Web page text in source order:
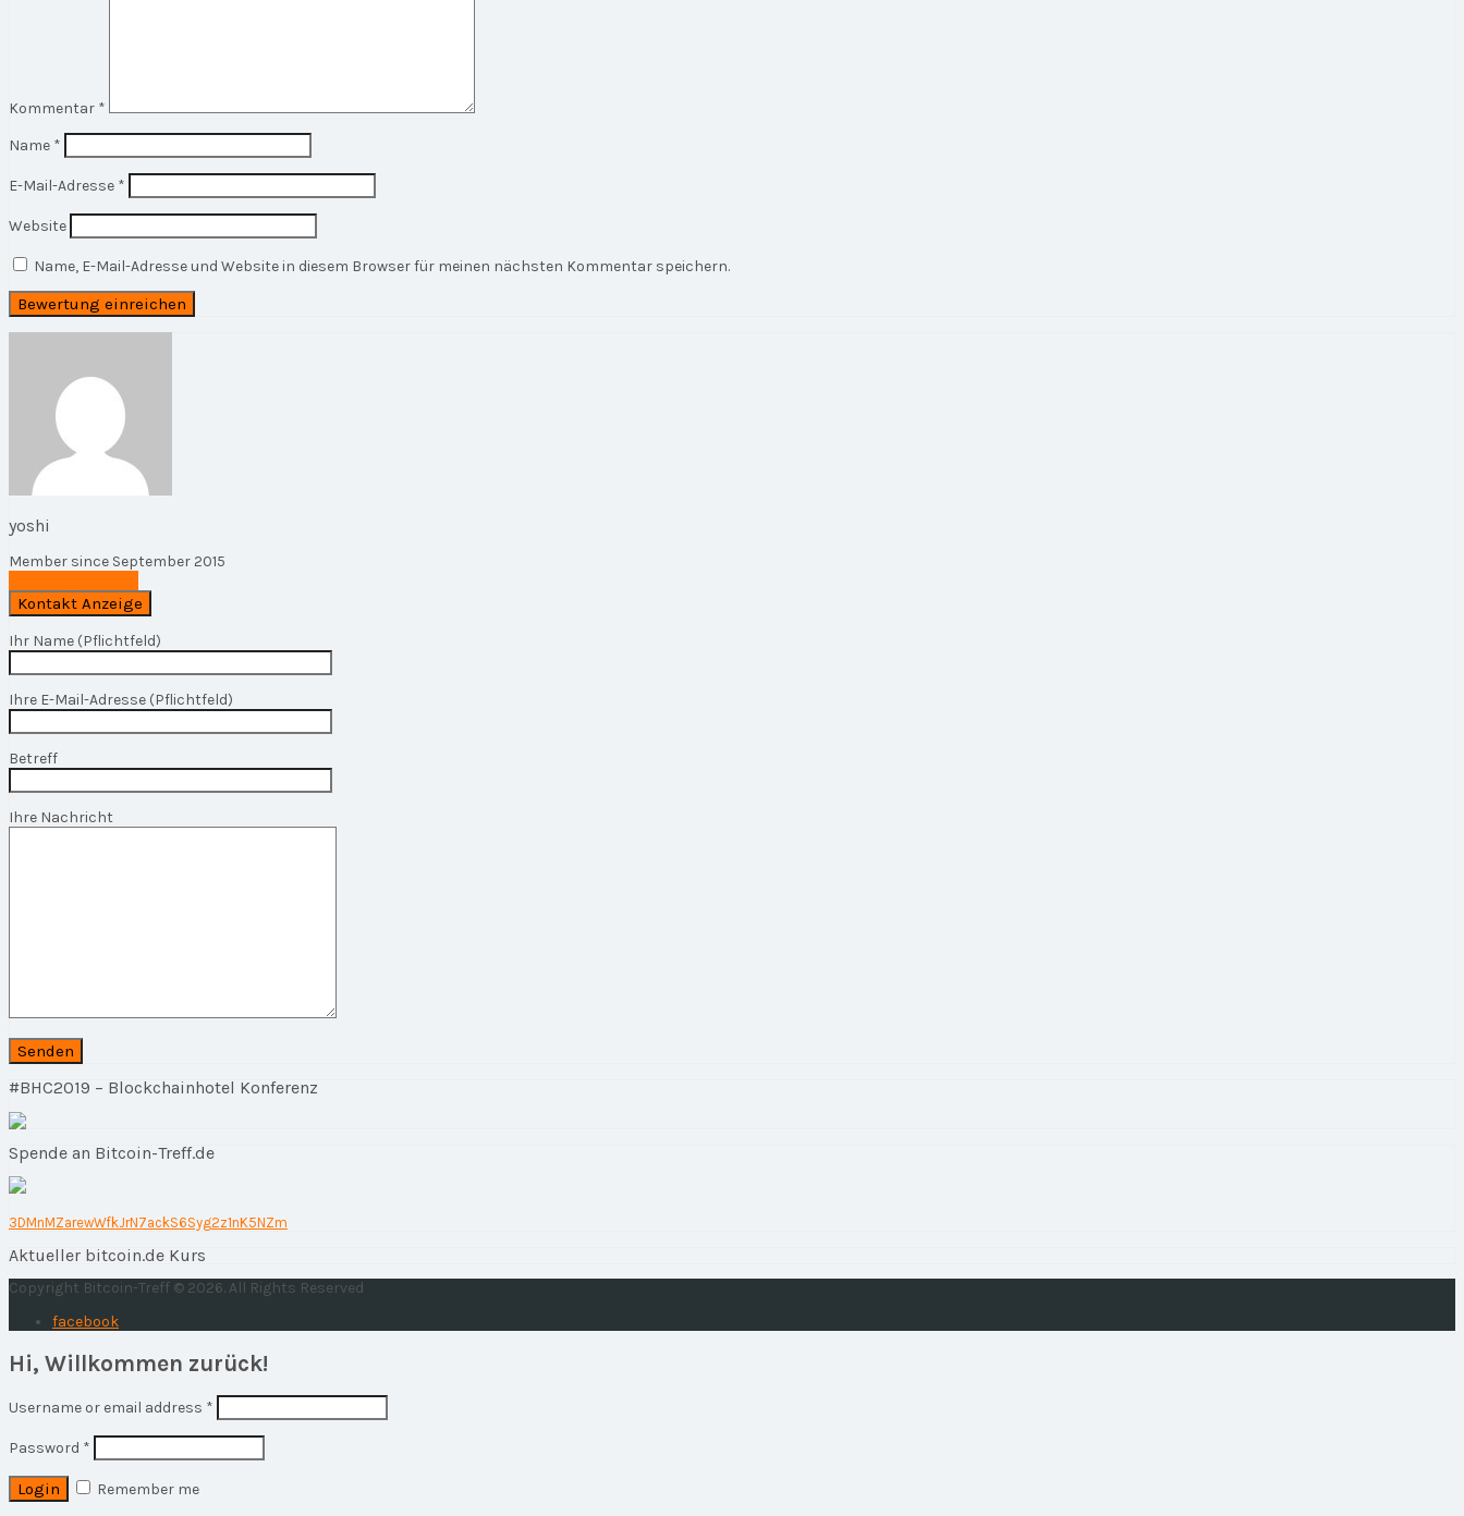
Kommentar *
Name *
E-Mail-Adresse *
Website
Name, E-Mail-Adresse und Website in diesem Browser für meinen nächsten Kommentar speichern.
yoshi
Member since September 2015
Ihr Name (Pflichtfeld)
Ihre E-Mail-Adresse (Pflichtfeld)
Betreff
Ihre Nachricht
#BHC2019 – Blockchainhotel Konferenz
Spende an Bitcoin-Treff.de
3DMnMZarewWfkJrN7ackS6Syg2z1nK5NZm
Aktueller bitcoin.de Kurs
Copyright Bitcoin-Treff © 2026. All Rights Reserved
facebook
Hi, Willkommen zurück!
Username or email address *
Password *
Remember me